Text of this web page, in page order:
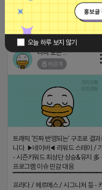
오늘 하루 보지 않기
⚠⚠⚠리뷰 1500원⚠⚠⚠
2025-07-21 18:26
티비 보는 라이언
비공개
트래픽 ‘진짜 반영되는’ 구조로 결과
니다. ▶네이버◀ 리워드 스테이 / 가
- 시즌키워드 최상단 상승&유지 多
프로그램 이슈 민감 대응
프라다 / 헤르메스 / 시그니처 등 -